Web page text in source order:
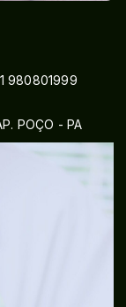
980801999
POÇO - PA